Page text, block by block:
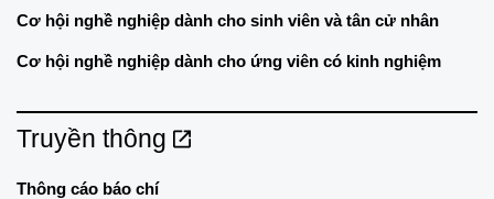
Cơ hội nghề nghiệp dành cho sinh viên và tân cử nhân
Cơ hội nghề nghiệp dành cho ứng viên có kinh nghiệm
Truyền thông
Thông cáo báo chí